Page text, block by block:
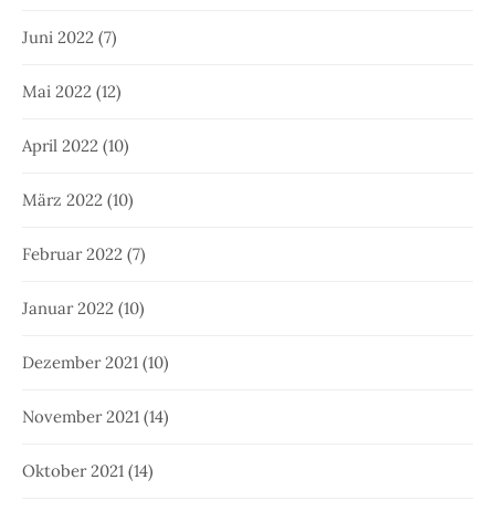
Juni 2022 (7)
Mai 2022 (12)
April 2022 (10)
März 2022 (10)
Februar 2022 (7)
Januar 2022 (10)
Dezember 2021 (10)
November 2021 (14)
Oktober 2021 (14)